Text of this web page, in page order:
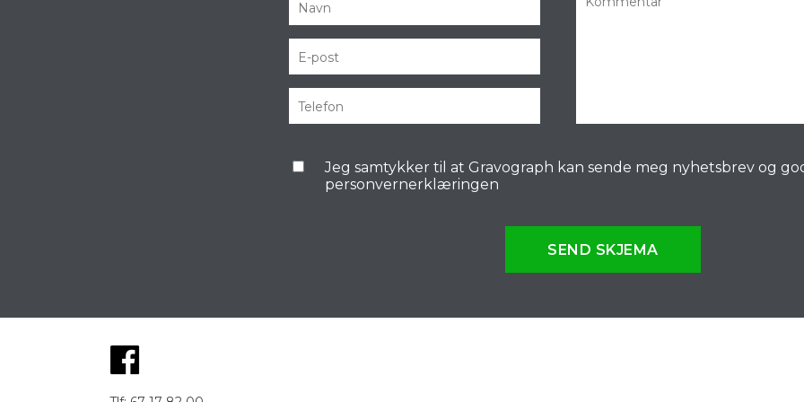
Jeg samtykker til at Gravograph kan sende meg nyhetsbrev og
personvernerklæringen
SEND SKJEMA